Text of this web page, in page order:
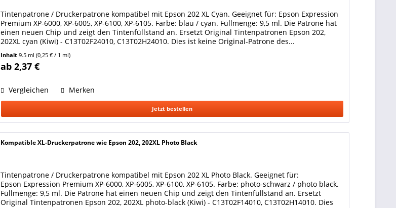
Tintenpatrone / Druckerpatrone kompatibel mit Epson 202 XL Cyan. Geeignet für: Epson Expression
Premium XP-6000, XP-6005, XP-6100, XP-6105. Farbe: blau / cyan. Füllmenge: 9,5 ml. Die Patrone hat
einen neuen Chip und zeigt den Tintenfüllstand an. Ersetzt Original Tintenpatronen Epson 202,
202XL cyan (Kiwi) - C13T02F24010, C13T02H24010. Dies ist keine Original-Patrone des...
Inhalt9.5 ml(0,25 € / 1 ml)
ab 2,37 €
Vergleichen Merken
Jetzt bestellen
Kompatible XL-Druckerpatrone wie Epson 202, 202XL Photo Black
Tintenpatrone / Druckerpatrone kompatibel mit Epson 202 XL Photo Black. Geeignet für:
Epson Expression Premium XP-6000, XP-6005, XP-6100, XP-6105. Farbe: photo-schwarz / photo black.
Füllmenge: 9,5 ml. Die Patrone hat einen neuen Chip und zeigt den Tintenfüllstand an. Ersetzt
Original Tintenpatronen Epson 202, 202XL photo-black (Kiwi) - C13T02F14010, C13T02H14010. Dies